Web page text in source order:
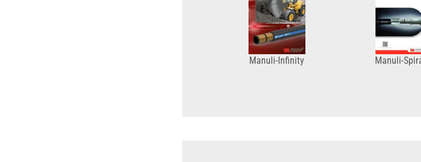
Manuli-Infinity Manuli-